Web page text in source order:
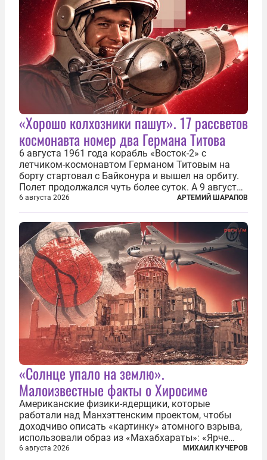
«Хорошо колхозники пашут». 17 рассветов
космонавта номер два Германа Титова
6 августа 1961 года корабль «Восток-2» с
летчиком-космонавтом Германом Титовым на
борту стартовал с Байконура и вышел на орбиту.
Полет продолжался чуть более суток. А 9 августа
второй человек в космосе получил звезду Героя
Советского Союза и орден Ленина. Миссия Титова
зачастую находится несколько...
6 августа 2026 АРТЕМИЙ ШАРАПОВ
«Солнце упало на землю».
Малоизвестные факты о Хиросиме
Американские физики-ядерщики, которые
работали над Манхэттенским проектом, чтобы
доходчиво описать «картинку» атомного взрыва,
использовали образ из «Махабхараты»: «Ярче
тысячи солнц пылало это пламя». Не все жители
6 августа 2026 МИХАИЛ КУЧЕРОВ